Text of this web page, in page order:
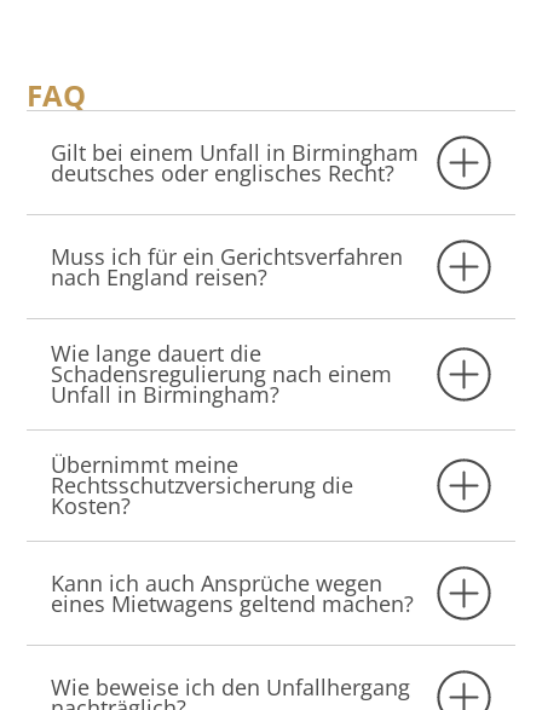
FAQ
Gilt bei einem Unfall in Birmingham
deutsches oder englisches Recht?
Muss ich für ein Gerichtsverfahren
nach England reisen?
Wie lange dauert die
Schadensregulierung nach einem
Unfall in Birmingham?
Übernimmt meine
Rechtsschutzversicherung die
Kosten?
Kann ich auch Ansprüche wegen
eines Mietwagens geltend machen?
Wie beweise ich den Unfallhergang